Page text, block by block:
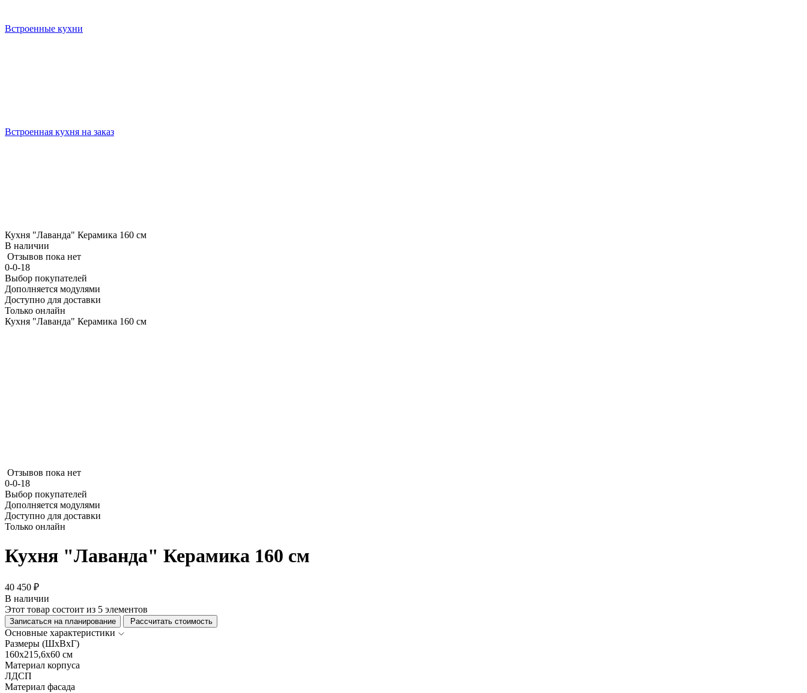
Встроенные кухни
Встроенная кухня на заказ
Кухня "Лаванда" Керамика 160 см
В наличии
Отзывов пока нет
0-0-18
Выбор покупателей
Дополняется модулями
Доступно для доставки
Только онлайн
Кухня "Лаванда" Керамика 160 см
Отзывов пока нет
0-0-18
Выбор покупателей
Дополняется модулями
Доступно для доставки
Только онлайн
Кухня "Лаванда" Керамика 160 см
40 450 ₽
В наличии
Этот товар состоит из 5 элементов
Записаться на планирование Рассчитать стоимость
Основные характеристики
Размеры (ШхВхГ)
160x215,6x60 см
Материал корпуса
ЛДСП
Материал фасада